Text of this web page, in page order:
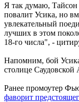
Я так думаю,
повалит Усика, но
увлекательный
лучших в этом
18-го числа", -
Напомним, бой
столице
Ранее промоутер
фаворит